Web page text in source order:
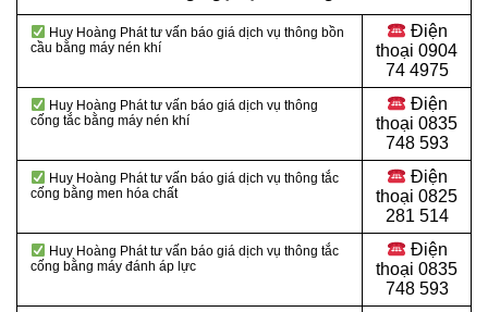
Huy Hoàng Phát tư vấn báo giá dịch vụ thông bồn
cầu bằng máy nén khí
Điện
thoại 0904
74 4975
Huy Hoàng Phát tư vấn báo giá dịch vụ thông
cống tắc bằng máy nén khí
Điện
thoại 0835
748 593
Huy Hoàng Phát tư vấn báo giá dịch vụ thông tắc
cống bằng men hóa chất
Điện
thoại 0825
281 514
Huy Hoàng Phát tư vấn báo giá dịch vụ thông tắc
cống bằng máy đánh áp lực
Điện
thoại 0835
748 593